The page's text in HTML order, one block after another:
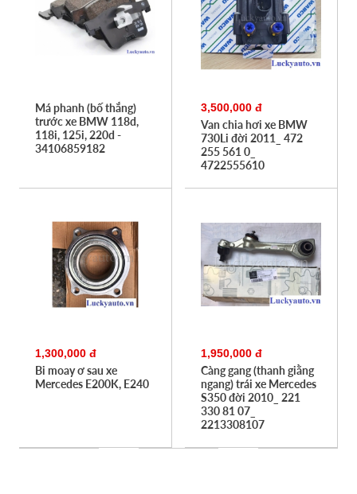
Má phanh (bố thắng)
trước xe BMW 118d,
118i, 125i, 220d -
34106859182
3,500,000 đ
Van chia hơi xe BMW
730Li đời 2011_ 472
255 561 0_
4722555610
1,300,000 đ
Bi moay ơ sau xe
Mercedes E200K, E240
1,950,000 đ
Càng gang (thanh giằng
ngang) trái xe Mercedes
S350 đời 2010_ 221
330 81 07_
2213308107